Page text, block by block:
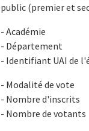
public (premier et
- Académie
- Département
- Identifiant UAI de
- Modalité de vote
- Nombre d'inscrits
- Nombre de votants